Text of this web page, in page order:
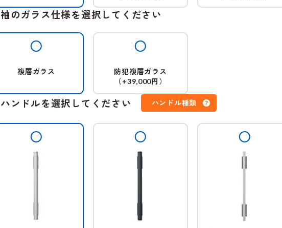
袖のガラス仕様を選択してください
複層ガラス
防犯複層ガラス
（+39,000円）
ハンドルを選択してください ハンドル種類